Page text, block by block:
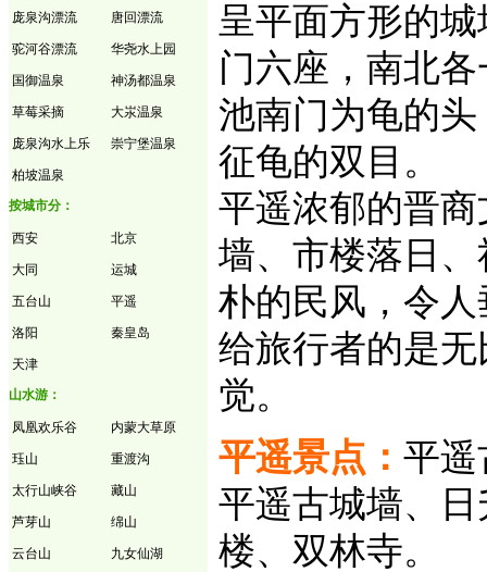
庞泉沟漂流 唐回漂流
驼河谷漂流 华尧水上园
国御温泉 神汤都温泉
草莓采摘 大汖温泉
庞泉沟水上乐 崇宁堡温泉
柏坡温泉
按城市分：
西安 北京
大同 运城
五台山 平遥
洛阳 秦皇岛
天津
山水游：
凤凰欢乐谷 内蒙大草原
珏山 重渡沟
太行山峡谷 藏山
芦芽山 绵山
云台山 九女仙湖
呈平面方形的
门六座，南北
池南门为龟的
征龟的双目。
平遥浓郁的晋
墙、市楼落日
朴的民风，令
给旅行者的是
觉。
平遥景点： 平遥
平遥古城墙、
楼、双林寺。